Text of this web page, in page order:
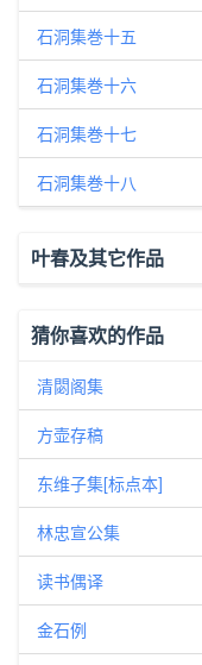
石洞集巻十五
石洞集巻十六
石洞集巻十七
石洞集巻十八
叶春及其它作品
猜你喜欢的作品
清閟阁集
方壶存稿
东维子集[标点本]
林忠宣公集
读书偶译
金石例